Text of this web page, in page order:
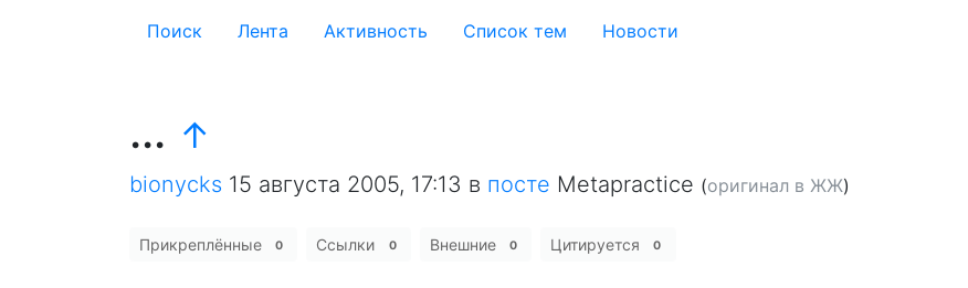
Поиск Лента Активность Cписок тем Новости
... ↑
bionycks 15 августа 2005, 17:13 в посте Metapractice (оригинал в ЖЖ)
Прикреплённые 0 Ссылки 0 Внешние 0 Цитируется 0